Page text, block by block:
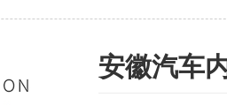
安徽汽车